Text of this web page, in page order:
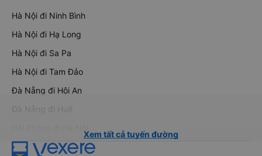
Hà Nội đi Ninh Bình
Hà Nội đi Hạ Long
Hà Nội đi Sa Pa
Hà Nội đi Tam Đảo
Đà Nẵng đi Hội An
Đà Nẵng đi Huế
Xem tất cả tuyến đường